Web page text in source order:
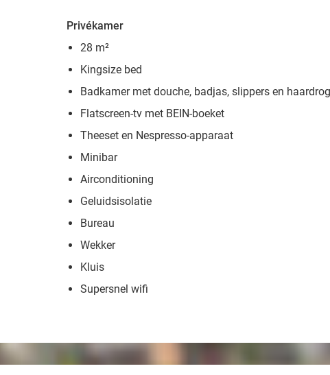
Privékamer
28 m²
Kingsize bed
Badkamer met douche, badjas, slippers en
Flatscreen-tv met BEIN-boeket
Theeset en Nespresso-apparaat
Minibar
Airconditioning
Geluidsisolatie
Bureau
Wekker
Kluis
Supersnel wifi